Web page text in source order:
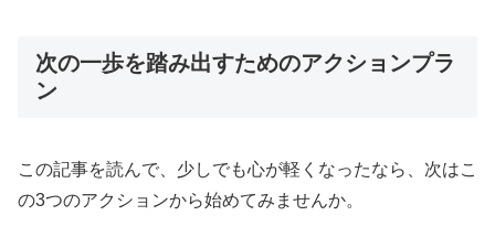
次の一歩を踏み出すためのアクションプラ
ン
この記事を読んで、少しでも心が軽くなったなら、次はこ
の3つのアクションから始めてみませんか。